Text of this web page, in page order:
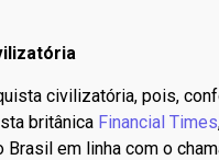
civilizatória, pois,
britânica Financial Times
Brasil em linha com o